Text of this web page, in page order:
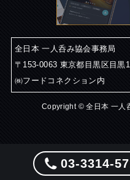
03-3314-
全日本 一人呑み協会事務局
〒153-0063 東京都目黒区目黒
㈱フードコネクション内
Copyright © 全日本 一人